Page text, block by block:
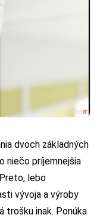
dvoch základných
niečo príjemnejšia
lebo
vývoja a výroby
trošku inak. Ponúka